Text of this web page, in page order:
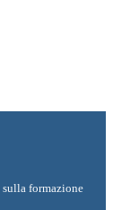
formazione